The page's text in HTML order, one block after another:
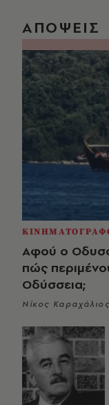
ΑΠΟΨΕΙΣ
Αφού ο
πώς
Οδύσσεια;
Νίκος Καραχάλιος